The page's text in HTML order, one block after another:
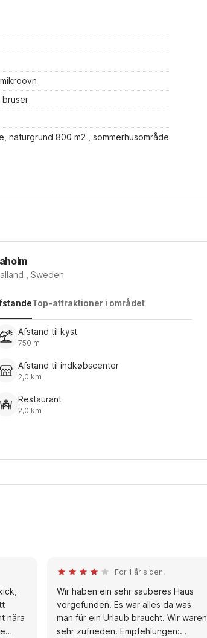
bruser
naturgrund 800 m2 , sommerhusområde
, Sweden
Top-attraktioner i området
Afstand til kyst
750 m
Afstand til indkøbscenter
2,0 km
Restaurant
2,0 km
nära
For 1 år siden.
Wir haben ein sehr sauberes Haus
vorgefunden. Es war alles da was
man für ein Urlaub braucht. Wir waren
sehr zufrieden. Empfehlungen: